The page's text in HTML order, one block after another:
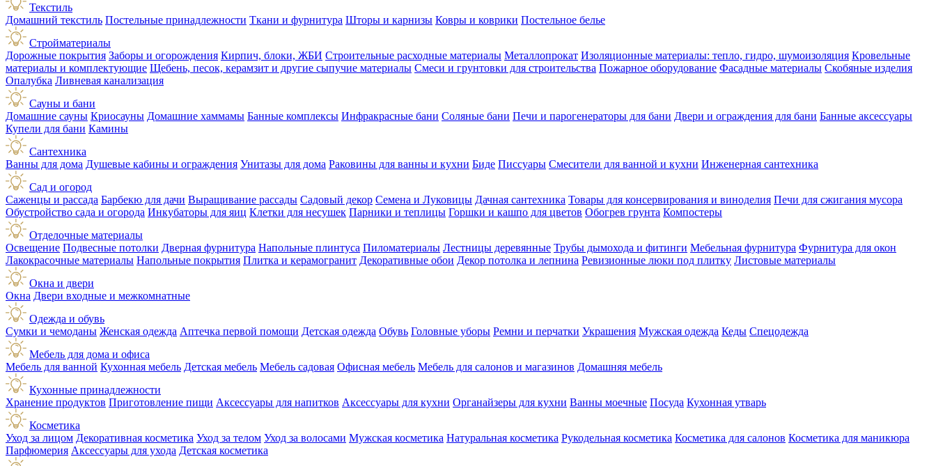
Текстиль
Домашний текстиль Постельные принадлежности Ткани и фурнитура Шторы и карнизы Ковры и коврики Постельное белье
Стройматериалы
Дорожные покрытия Заборы и огорождения Кирпич, блоки, ЖБИ Строительные расходные материалы Металлопрокат Изоляционные материалы: тепло, гидро, шумоизоляция Кровельные
материалы и комплектующие Щебень, песок, керамзит и другие сыпучие материалы Смеси и грунтовки для строительства Пожарное оборудование Фасадные материалы Скобяные изделия
Опалубка Ливневая канализация
Сауны и бани
Домашние сауны Криосауны Домашние хаммамы Банные комплексы Инфракрасные бани Соляные бани Печи и парогенераторы для бани Двери и ограждения для бани Банные аксессуары
Купели для бани Камины
Сантехника
Ванны для дома Душевые кабины и ограждения Унитазы для дома Раковины для ванны и кухни Биде Писсуары Смесители для ванной и кухни Инженерная сантехника
Сад и огород
Саженцы и рассада Барбекю для дачи Выращивание рассады Садовый декор Семена и Луковицы Дачная сантехника Товары для консервирования и виноделия Печи для сжигания мусора
Обустройство сада и огорода Инкубаторы для яиц Клетки для несушек Парники и теплицы Горшки и кашпо для цветов Обогрев грунта Компостеры
Отделочные материалы
Освещение Подвесные потолки Дверная фурнитура Напольные плинтуса Пиломатериалы Лестницы деревянные Трубы дымохода и фитинги Мебельная фурнитура Фурнитура для окон
Лакокрасочные материалы Напольные покрытия Плитка и керамогранит Декоративные обои Декор потолка и лепнина Ревизионные люки под плитку Листовые материалы
Окна и двери
Окна Двери входные и межкомнатные
Одежда и обувь
Сумки и чемоданы Женская одежда Аптечка первой помощи Детская одежда Обувь Головные уборы Ремни и перчатки Украшения Мужская одежда Кеды Спецодежда
Мебель для дома и офиса
Мебель для ванной Кухонная мебель Детская мебель Мебель садовая Офисная мебель Мебель для салонов и магазинов Домашняя мебель
Кухонные принадлежности
Хранение продуктов Приготовление пищи Аксессуары для напитков Аксессуары для кухни Органайзеры для кухни Ванны моечные Посуда Кухонная утварь
Косметика
Уход за лицом Декоративная косметика Уход за телом Уход за волосами Мужская косметика Натуральная косметика Рукодельная косметика Косметика для салонов Косметика для маникюра
Парфюмерия Аксессуары для ухода Детская косметика